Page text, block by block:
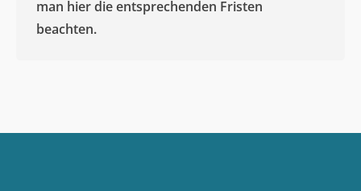
man hier die entsprechenden Fristen
beachten.